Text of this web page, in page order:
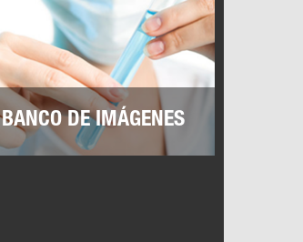
BANCO DE IMÁGENES